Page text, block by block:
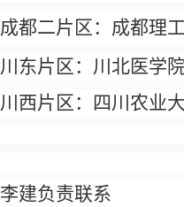
成都二片区： 成都理
川东片区：川北医学
川西片区：四川农业
李建负责联系